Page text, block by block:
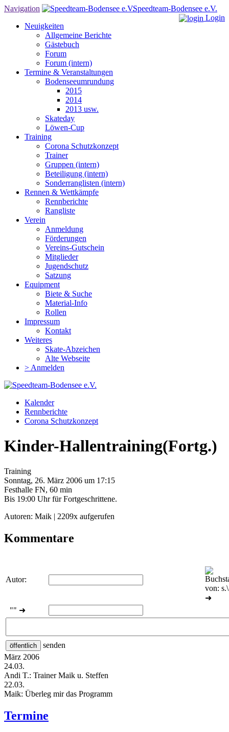
Navigation Speedteam-Bodensee e.V.
Login
Neuigkeiten
Allgemeine Berichte
Gästebuch
Forum
Forum (intern)
Termine & Veranstaltungen
Bodenseeumrundung
2015
2014
2013 usw.
Skateday
Löwen-Cup
Training
Corona Schutzkonzept
Trainer
Gruppen (intern)
Beteiligung (intern)
Sonderranglisten (intern)
Rennen & Wettkämpfe
Rennberichte
Rangliste
Verein
Anmeldung
Förderungen
Vereins-Gutschein
Mitglieder
Jugendschutz
Satzung
Equipment
Biete & Suche
Material-Info
Rollen
Impressum
Kontakt
Weiteres
Skate-Abzeichen
Alte Webseite
> Anmelden
Kalender
Rennberichte
Corona Schutzkonzept
Kinder-Hallentraining(Fortg.)
Training
Sonntag, 26. März 2006 um 17:15
Festhalle FN, 60 min
Bis 19:00 Uhr für Fortgeschrittene.
Autoren: Maik | 2209x aufgerufen
Kommentare
Autor:
➜
"" ➜
senden
März 2006
24.03.
Andi T.: Trainer Maik u. Steffen
22.03.
Maik: Überleg mir das Programm
Termine